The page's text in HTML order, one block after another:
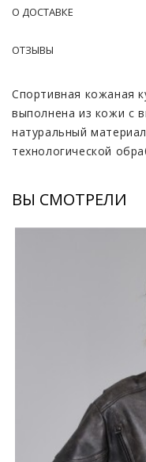
О ДОСТАВКЕ
ОТЗЫВЫ
Спортивная кожаная
выполнена из кожи с
натуральный
технологической
большим трением
царапины и
и придает верхней
Данная модель
серый - винтажный,
классический
см. Куртка объемная,
мотоциклистов.
небольшой воротник
молния. Имеется
боковых шнуровок.
Данная модель
ВЫ СМОТРЕЛИ